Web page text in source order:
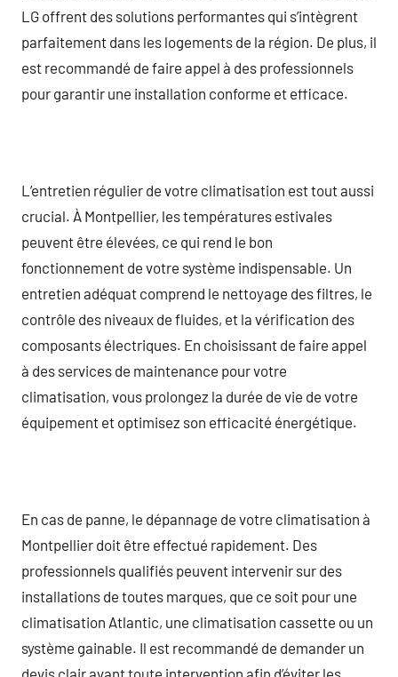
LG offrent des solutions performantes qui s’intègrent
parfaitement dans les logements de la région. De plus, il
est recommandé de faire appel à des professionnels
pour garantir une installation conforme et efficace.
L’entretien régulier de votre climatisation est tout aussi
crucial. À Montpellier, les températures estivales
peuvent être élevées, ce qui rend le bon
fonctionnement de votre système indispensable. Un
entretien adéquat comprend le nettoyage des filtres, le
contrôle des niveaux de fluides, et la vérification des
composants électriques. En choisissant de faire appel
à des services de maintenance pour votre
climatisation, vous prolongez la durée de vie de votre
équipement et optimisez son efficacité énergétique.
En cas de panne, le dépannage de votre climatisation à
Montpellier doit être effectué rapidement. Des
professionnels qualifiés peuvent intervenir sur des
installations de toutes marques, que ce soit pour une
climatisation Atlantic, une climatisation cassette ou un
système gainable. Il est recommandé de demander un
devis clair avant toute intervention afin d’éviter les